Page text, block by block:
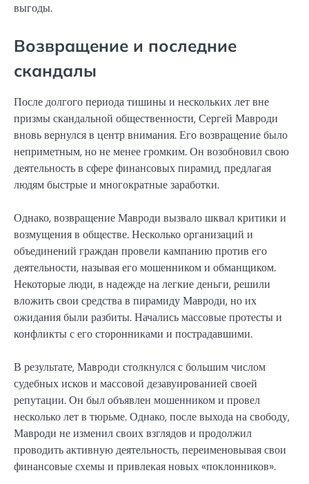
выгоды.
Возвращение и последние
скандалы
После долгого периода тишины и нескольких лет вне
призмы скандальной общественности, Сергей Мавроди
вновь вернулся в центр внимания. Его возвращение было
неприметным, но не менее громким. Он возобновил свою
деятельность в сфере финансовых пирамид, предлагая
людям быстрые и многократные заработки.
Однако, возвращение Мавроди вызвало шквал критики и
возмущения в обществе. Несколько организаций и
объединений граждан провели кампанию против его
деятельности, называя его мошенником и обманщиком.
Некоторые люди, в надежде на легкие деньги, решили
вложить свои средства в пирамиду Мавроди, но их
ожидания были разбиты. Начались массовые протесты и
конфликты с его сторонниками и пострадавшими.
В результате, Мавроди столкнулся с большим числом
судебных исков и массовой дезавуированией своей
репутации. Он был объявлен мошенником и провел
несколько лет в тюрьме. Однако, после выхода на свободу,
Мавроди не изменил своих взглядов и продолжил
проводить активную деятельность, переименовывая свои
финансовые схемы и привлекая новых «поклонников».